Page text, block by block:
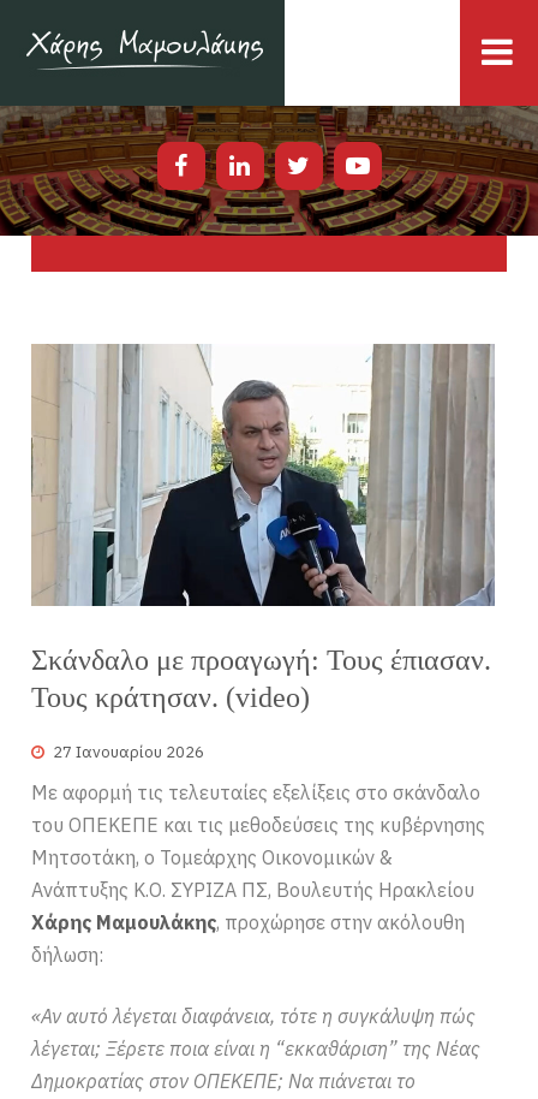
Σκάνδαλο με προαγωγή: Τους έπιασαν.
Τους κράτησαν. (video)
27 Ιανουαρίου 2026
Με αφορμή τις τελευταίες εξελίξεις στο σκάνδαλο
του ΟΠΕΚΕΠΕ και τις μεθοδεύσεις της κυβέρνησης
Μητσοτάκη, ο Τομεάρχης Οικονομικών &
Ανάπτυξης Κ.Ο. ΣΥΡΙΖΑ ΠΣ, Βουλευτής Ηρακλείου
Χάρης Μαμουλάκης, προχώρησε στην ακόλουθη
δήλωση:
«Αν αυτό λέγεται διαφάνεια, τότε η συγκάλυψη πώς
λέγεται; Ξέρετε ποια είναι η “εκκαθάριση” της Νέας
Δημοκρατίας στον ΟΠΕΚΕΠΕ; Να πιάνεται το